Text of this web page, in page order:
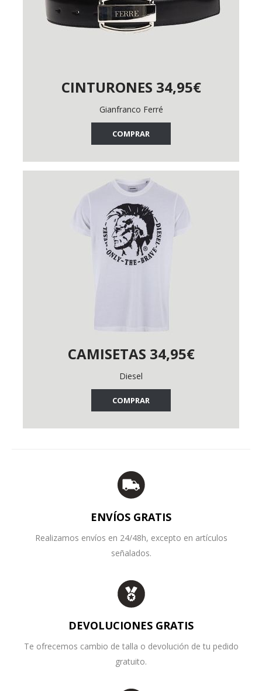
CINTURONES 34,95€
Gianfranco Ferré
COMPRAR
CAMISETAS 34,95€
Diesel
COMPRAR
ENVÍOS GRATIS
Realizamos envíos en 24/48h, excepto en artículos
señalados.
DEVOLUCIONES GRATIS
Te ofrecemos cambio de talla o devolución de tu pedido
gratuito.